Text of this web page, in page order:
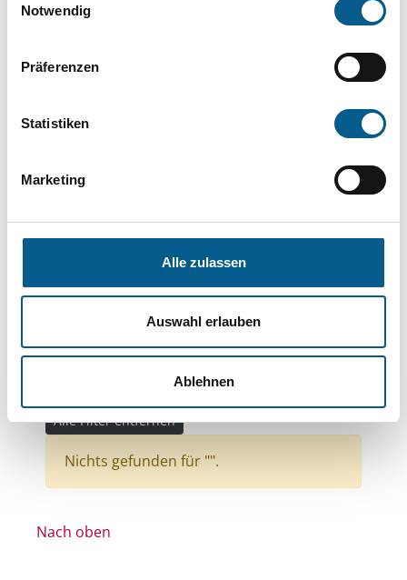
Notwendig
Präferenzen
Statistiken
Marketing
Alle zulassen
Auswahl erlauben
Ablehnen
Kategorien verfeinert werden.
Suchen
Aktive Filter:
Bereiche: Stiftungen
Themen: Seniorinnen, Senioren & Pflege
Themen: Heimatpflege
Themen: Natur- & Umweltschutz
Themen: Kinder, Jugendliche & Familie
Themen: Sonstige
Stiftungstyp: Lokal tätige Stiftung
Alle Filter entfernen
Nichts gefunden für "".
Nach oben